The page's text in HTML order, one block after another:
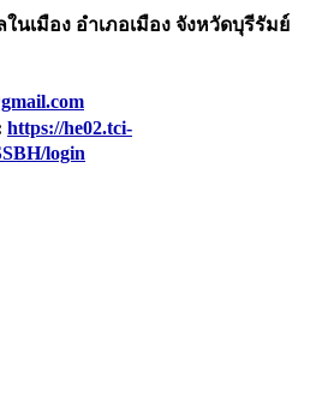
นเมือง อำเภอเมือง จังหวัดบุรีรัมย์
https://he02.tci-
login